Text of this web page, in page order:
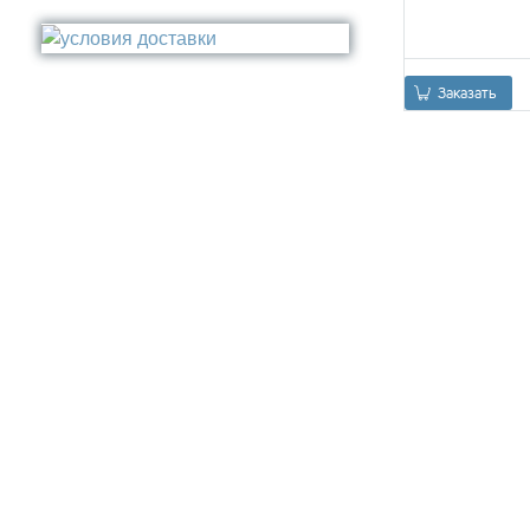
Стакан
Туалетный ёрш
Медь
Никель
Заказать